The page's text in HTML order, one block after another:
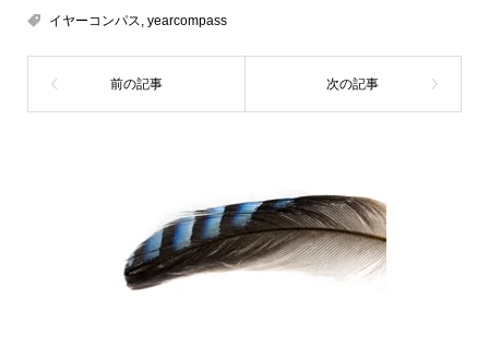
イヤーコンパス, yearcompass